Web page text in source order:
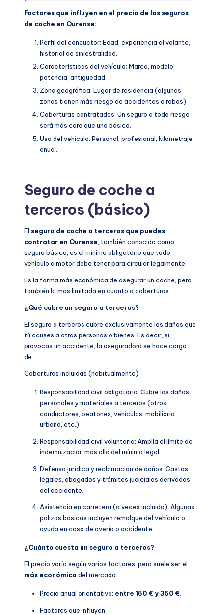
Factores que influyen en el precio de los seguros
de coche en Ourense:
Perfil del conductor: Edad, experiencia al volante,
historial de siniestralidad.
Características del vehículo: Marca, modelo,
potencia, antigüedad.
Zona geográfica: Lugar de residencia (algunas
zonas tienen más riesgo de accidentes o robos).
Coberturas contratadas: Un seguro a todo riesgo
será más caro que uno básico.
Uso del vehículo: Personal, profesional, kilometraje
anual.
Seguro de coche a
terceros (básico)
El seguro de coche a terceros que puedes
contratar en Ourense, también conocido como
seguro básico, es el mínimo obligatorio que todo
vehículo a motor debe tener para circular legalmente.
Es la forma más económica de asegurar un coche, pero
también la más limitada en cuanto a coberturas.
¿Qué cubre un seguro a terceros?
El seguro a terceros cubre exclusivamente los daños que
tú causes a otras personas o bienes. Es decir, si
provocas un accidente, la aseguradora se hace cargo
de:
Coberturas incluidas (habitualmente):
Responsabilidad civil obligatoria: Cubre los daños
personales y materiales a terceros (otros
conductores, peatones, vehículos, mobiliario
urbano, etc.).
Responsabilidad civil voluntaria: Amplía el límite de
indemnización más allá del mínimo legal.
Defensa jurídica y reclamación de daños: Gastos
legales, abogados y trámites judiciales derivados
del accidente.
Asistencia en carretera (a veces incluida): Algunas
pólizas básicas incluyen remolque del vehículo o
ayuda en caso de avería o accidente.
¿Cuánto cuesta un seguro a terceros?
El precio varía según varios factores, pero suele ser el
más económico del mercado:
Precio anual orientativo: entre 150 € y 350 €.
Factores que influyen: